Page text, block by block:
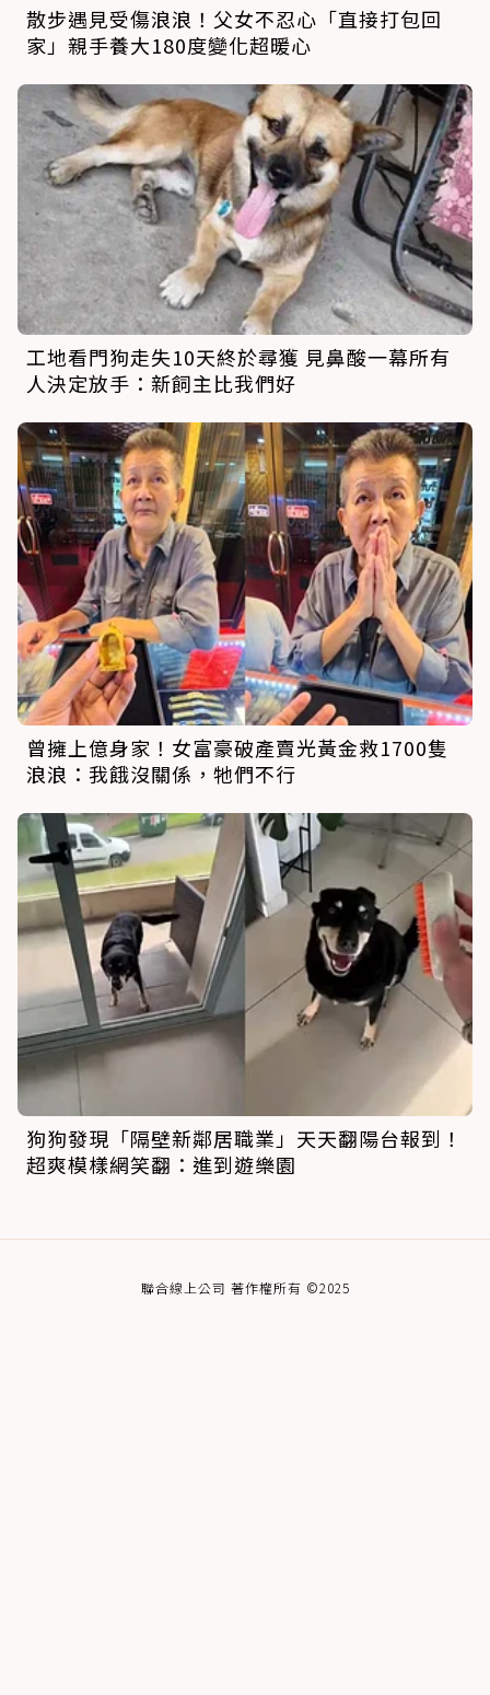
散步遇見受傷浪浪！父女不忍心「直接打包回
家」親手養大180度變化超暖心
工地看門狗走失10天終於尋獲 見鼻酸一幕所有
人決定放手：新飼主比我們好
曾擁上億身家！女富豪破產賣光黃金救1700隻
浪浪：我餓沒關係，牠們不行
狗狗發現「隔壁新鄰居職業」天天翻陽台報到！
超爽模樣網笑翻：進到遊樂園
聯合線上公司 著作權所有 ©2025